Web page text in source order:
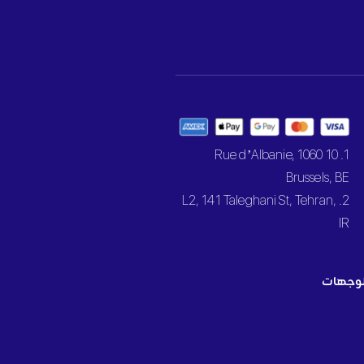
1. 10 Rue d’Albanie, 1060
Brussels, BE
2. L2, 141 Taleghani St, Tehran,
IR